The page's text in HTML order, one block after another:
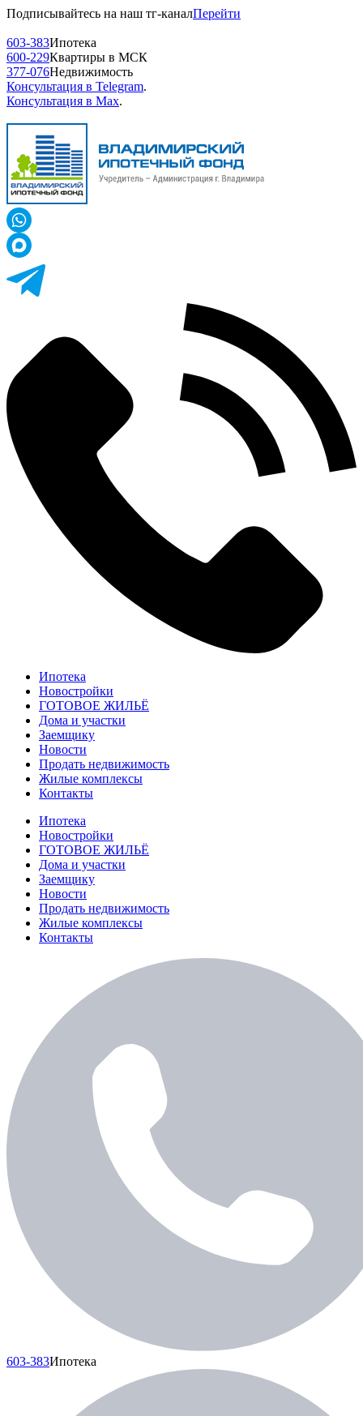
Подписывайтесь на наш тг-каналПерейти
603-383Ипотека
600-229Квартиры в МСК
377-076Недвижимость
Консультация в Telegram.
Консультация в Max.
Ипотека
Новостройки
ГОТОВОЕ ЖИЛЬЁ
Дома и участки
Заемщику
Новости
Продать недвижимость
Жилые комплексы
Контакты
Ипотека
Новостройки
ГОТОВОЕ ЖИЛЬЁ
Дома и участки
Заемщику
Новости
Продать недвижимость
Жилые комплексы
Контакты
603-383Ипотека